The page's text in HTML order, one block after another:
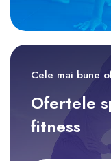
Cele mai bune
Ofertele
fitness